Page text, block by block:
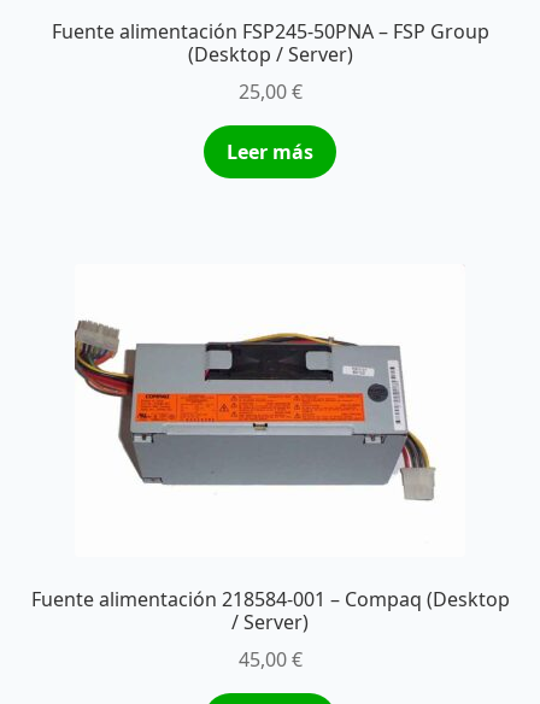
Fuente alimentación FSP245-50PNA – FSP Group
(Desktop / Server)
25,00€
Leer más
Fuente alimentación 218584-001 – Compaq (Desktop
/ Server)
45,00€